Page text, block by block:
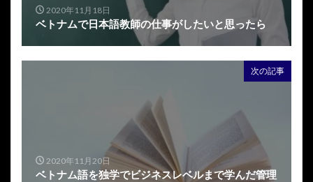
2020年11月18日
ベトナムで日本語教師の仕事がしたいと思ったら
次の記事
2020年11月20日
ベトナム語を独学でビジネスレベルまで学んだ管理